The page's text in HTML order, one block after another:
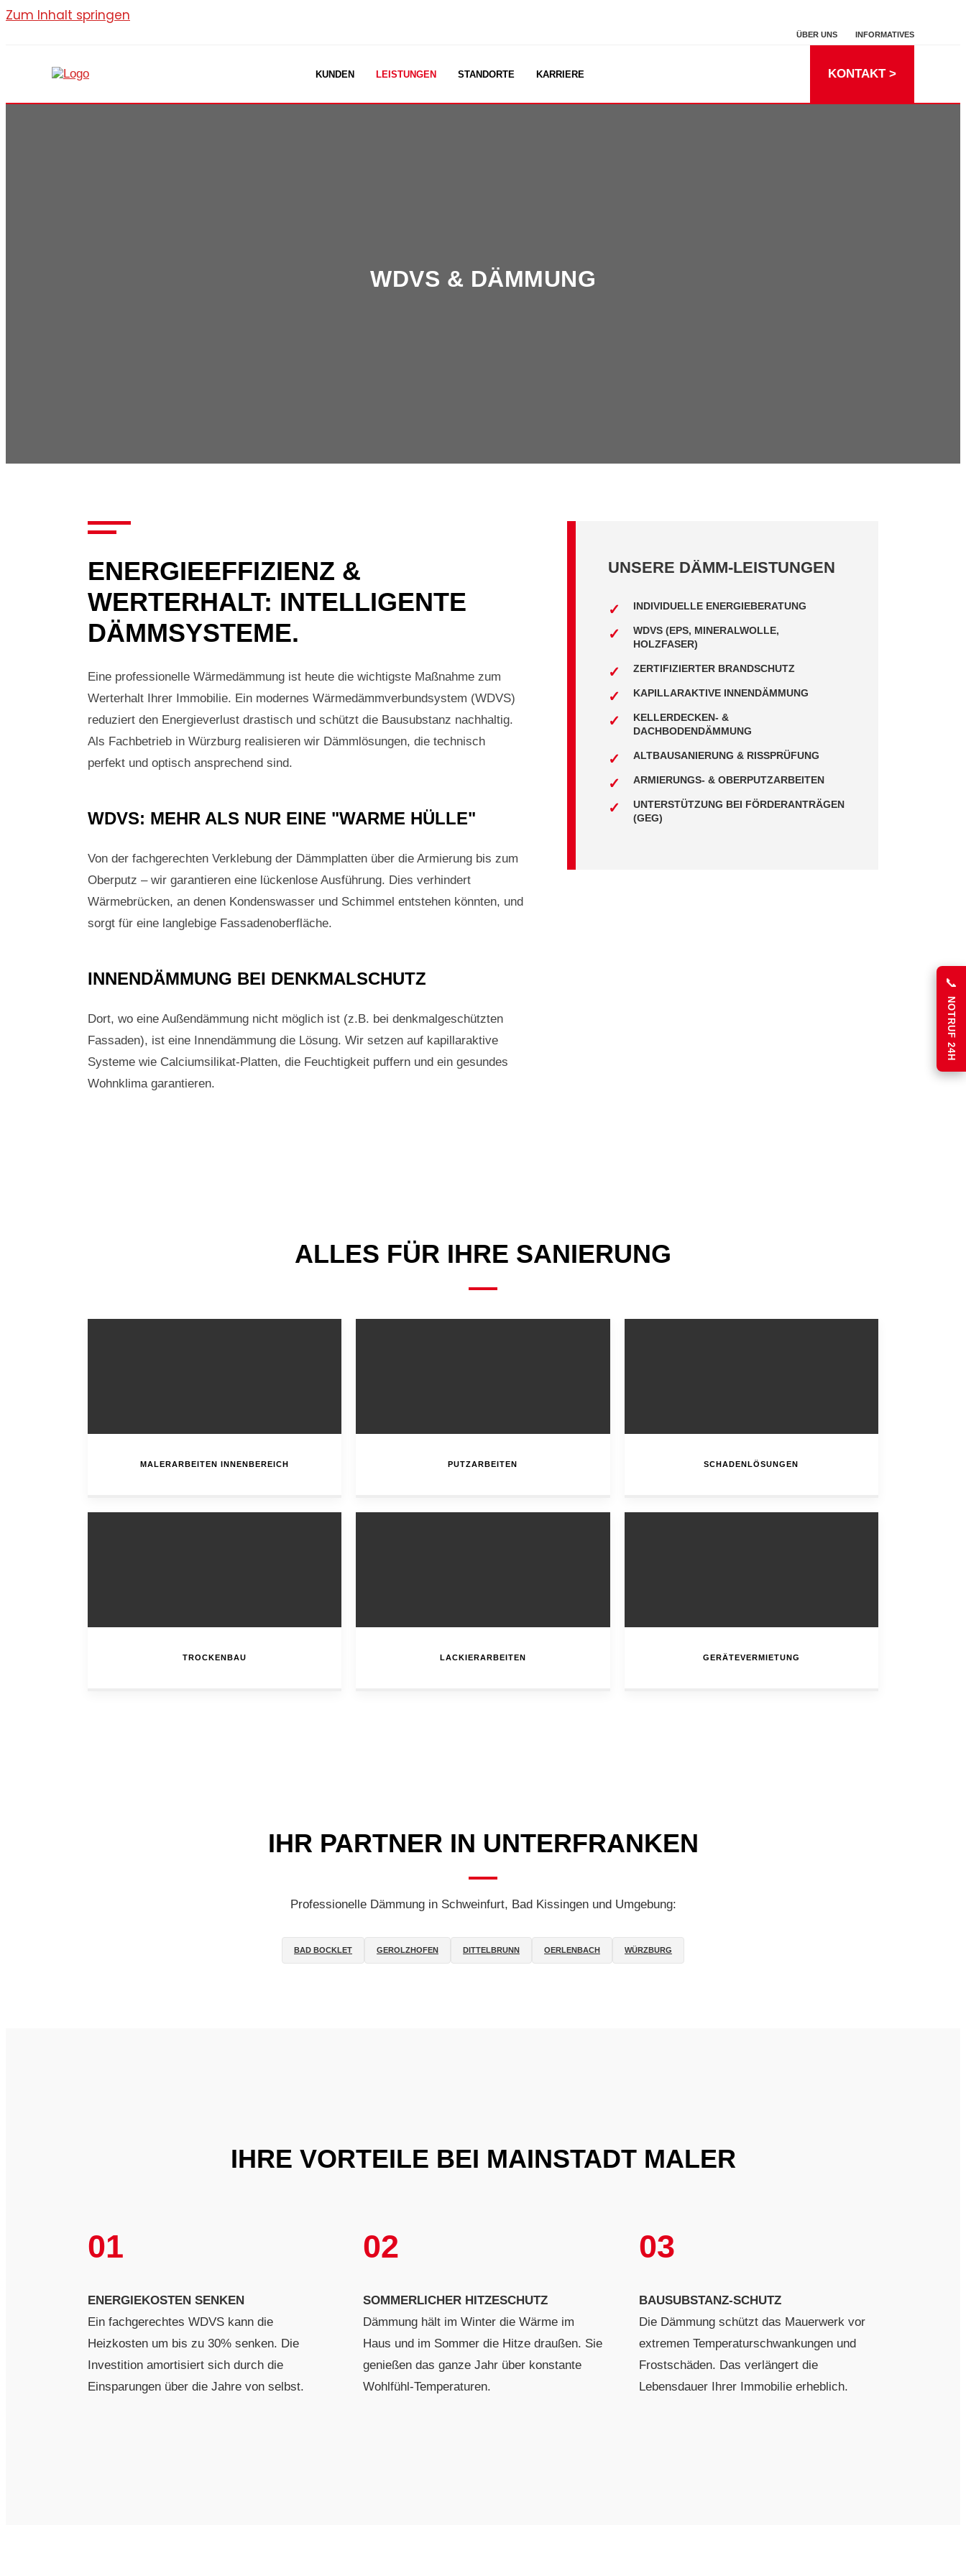
Zum Inhalt springen
ÜBER UNS INFORMATIVES
KUNDEN LEISTUNGEN STANDORTE KARRIERE KONTAKT >
WDVS & DÄMMUNG
ENERGIEEFFIZIENZ &
WERTERHALT: INTELLIGENTE
DÄMMSYSTEME.
Eine professionelle Wärmedämmung ist heute die wichtigste Maßnahme zum
Werterhalt Ihrer Immobilie. Ein modernes Wärmedämmverbundsystem (WDVS)
reduziert den Energieverlust drastisch und schützt die Bausubstanz nachhaltig.
Als Fachbetrieb in Würzburg realisieren wir Dämmlösungen, die technisch
perfekt und optisch ansprechend sind.
WDVS: MEHR ALS NUR EINE "WARME HÜLLE"
Von der fachgerechten Verklebung der Dämmplatten über die Armierung bis zum
Oberputz – wir garantieren eine lückenlose Ausführung. Dies verhindert
Wärmebrücken, an denen Kondenswasser und Schimmel entstehen könnten, und
sorgt für eine langlebige Fassadenoberfläche.
INNENDÄMMUNG BEI DENKMALSCHUTZ
Dort, wo eine Außendämmung nicht möglich ist (z.B. bei denkmalgeschützten
Fassaden), ist eine Innendämmung die Lösung. Wir setzen auf kapillaraktive
Systeme wie Calciumsilikat-Platten, die Feuchtigkeit puffern und ein gesundes
Wohnklima garantieren.
UNSERE DÄMM-LEISTUNGEN
INDIVIDUELLE ENERGIEBERATUNG
WDVS (EPS, MINERALWOLLE,
HOLZFASER)
ZERTIFIZIERTER BRANDSCHUTZ
KAPILLARAKTIVE INNENDÄMMUNG
KELLERDECKEN- &
DACHBODENDÄMMUNG
ALTBAUSANIERUNG & RISSPRÜFUNG
ARMIERUNGS- & OBERPUTZARBEITEN
UNTERSTÜTZUNG BEI FÖRDERANTRÄGEN
(GEG)
ALLES FÜR IHRE SANIERUNG
MALERARBEITEN INNENBEREICH PUTZARBEITEN SCHADENLÖSUNGEN
TROCKENBAU LACKIERARBEITEN GERÄTEVERMIETUNG
IHR PARTNER IN UNTERFRANKEN
Professionelle Dämmung in Schweinfurt, Bad Kissingen und Umgebung:
BAD BOCKLET GEROLZHOFEN DITTELBRUNN OERLENBACH WÜRZBURG
IHRE VORTEILE BEI MAINSTADT MALER
01
ENERGIEKOSTEN SENKEN
Ein fachgerechtes WDVS kann die
Heizkosten um bis zu 30% senken. Die
Investition amortisiert sich durch die
Einsparungen über die Jahre von selbst.
02
SOMMERLICHER HITZESCHUTZ
Dämmung hält im Winter die Wärme im
Haus und im Sommer die Hitze draußen. Sie
genießen das ganze Jahr über konstante
Wohlfühl-Temperaturen.
03
BAUSUBSTANZ-SCHUTZ
Die Dämmung schützt das Mauerwerk vor
extremen Temperaturschwankungen und
Frostschäden. Das verlängert die
Lebensdauer Ihrer Immobilie erheblich.
📞
NOTRUF 24H